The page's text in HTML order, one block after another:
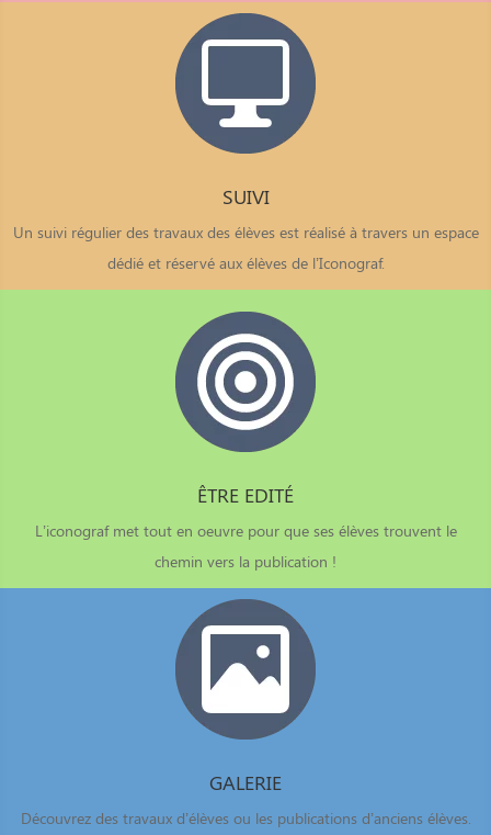
SUIVI
Un suivi régulier des travaux des élèves est réalisé à travers un espace
dédié et réservé aux élèves de l’Iconograf.
ÊTRE EDITÉ
L’iconograf met tout en oeuvre pour que ses élèves trouvent le
chemin vers la publication !
GALERIE
Découvrez des travaux d’élèves ou les publications d’anciens élèves.